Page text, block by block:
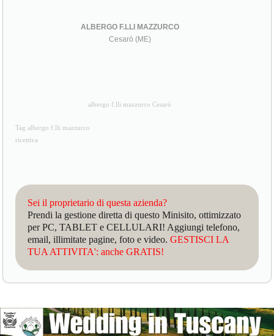
ALBERGO F.LLI MAZZURCO
Cesarò (ME)
albergo f.lli mazzurco Cesarò
Tag albergo f.lli mazzurco
ricettiva
Sei il proprietario di questa azienda?
Prendi la gestione diretta di questo Minisito, ottimizzato
per PC, TABLET e CELLULARI! Aggiungi telefono,
email, illimitate pagine, foto e video.GESTISCI LA
TUA ATTIVITA': anche GRATIS!